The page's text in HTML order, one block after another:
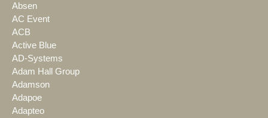
Absen
AC Event
ACB
Active Blue
AD-Systems
Adam Hall Group
Adamson
Adapoe
Adapteo